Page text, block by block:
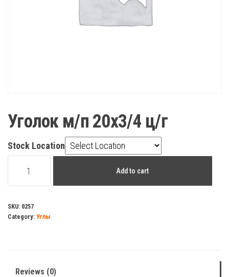
Уголок м/п 20х3/4 ц/г
Stock Location
20х3/4
ц/
Add to cart
SKU: 0257
Category: Углы
Reviews (0)